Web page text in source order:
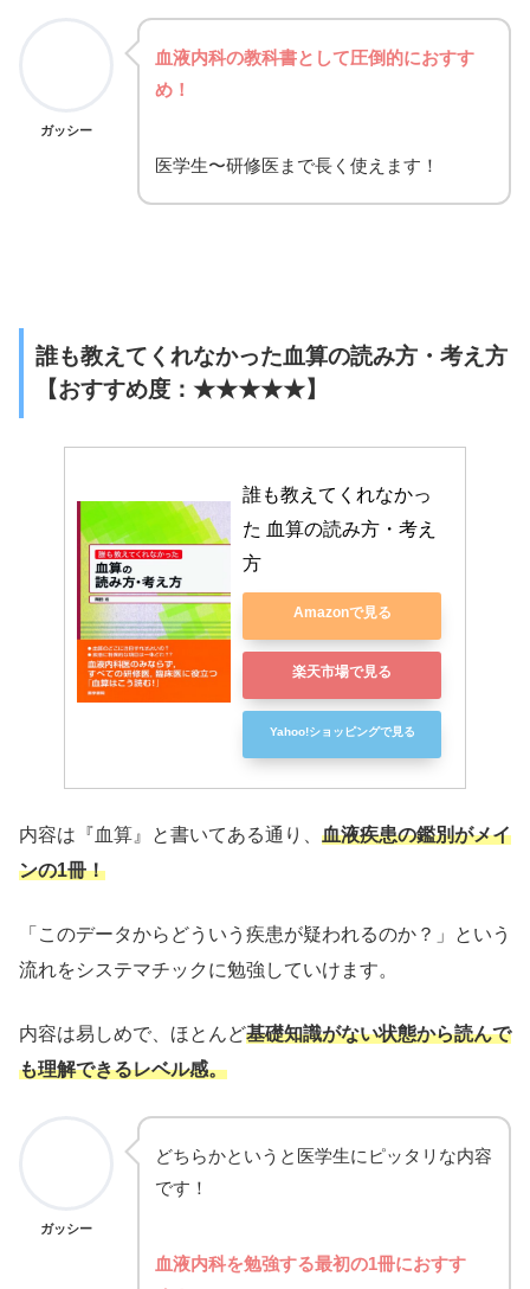
ガッシー
血液内科の教科書として圧倒的におすす
め！
医学生〜研修医まで長く使えます！
誰も教えてくれなかった血算の読み方・考え方
【おすすめ度：★★★★★】
誰も教えてくれなかっ
た 血算の読み方・考え
方
Amazonで見る
楽天市場で見る
Yahoo!ショッピングで見る
内容は『血算』と書いてある通り、 血液疾患の鑑別がメイ
ンの1冊！
「このデータからどういう疾患が疑われるのか？」という
流れをシステマチックに勉強していけます。
内容は易しめで、ほとんど基礎知識がない状態から読んで
も理解できるレベル感。
ガッシー
どちらかというと医学生にピッタリな内容
です！
血液内科を勉強する最初の1冊におすす